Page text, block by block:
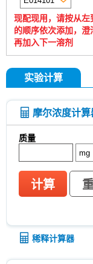
现配现用，请按从左
的顺序依次添加，澄
再加入下一溶剂
实验计算
摩尔浓度计算
质量
计算
稀释计算器